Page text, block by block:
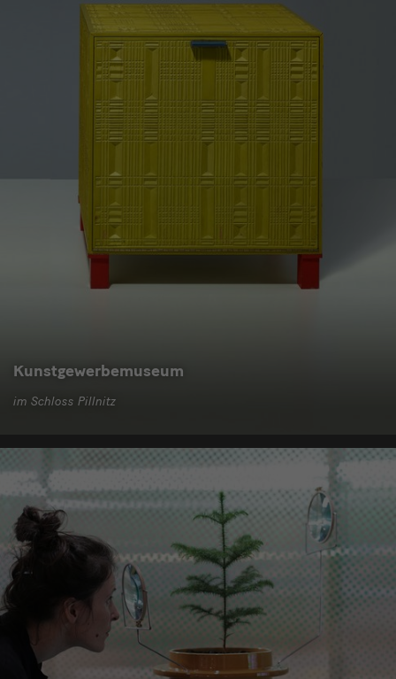
Kunstgewerbemuseum
im Schloss Pillnitz